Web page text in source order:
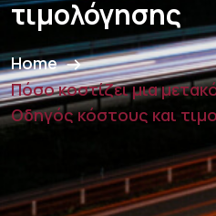
τιμολόγησης
Home
Πόσο κοστίζει μια
Οδηγός κόστους και